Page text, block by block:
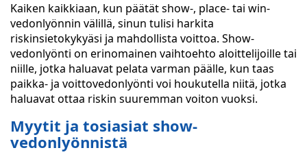
Kaiken kaikkiaan, kun päätät show-, place- tai win-
vedonlyönnin välillä, sinun tulisi harkita
riskinsietokykyäsi ja mahdollista voittoa. Show-
vedonlyönti on erinomainen vaihtoehto aloittelijoille tai
niille, jotka haluavat pelata varman päälle, kun taas
paikka- ja voittovedonlyönti voi houkutella niitä, jotka
haluavat ottaa riskin suuremman voiton vuoksi.
Myytit ja tosiasiat show-
vedonlyönnistä